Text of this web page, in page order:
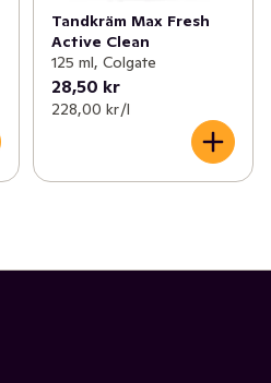
Tandkräm Max Fresh
Active Clean
125 ml, Colgate
28,50 kr
228,00 kr /l